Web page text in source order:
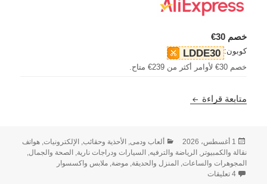
خصم 30€
كوبون: LDDE30
خصم 30€ لأوامر أكثر من 239€ متاح.
متابعة قراءة كود خصم علي اكسبرس: خصم 15%
نُشرت
في
1 أغسطس، 2026 التصنيفات
ألعاب ودمى, الأحذية وحقائب, الإلكترونيات, هواتف
نقالة والكمبيوتر, الرياضة والترفيه, السيارات ودراجات نارية, الصحة والجمال,
المجوهرات والساعات, المنزل والحديقة,موضة, ملابس واكسسوار
4 تعليقات
على كود خصم علي اكسبرس: خصم 154